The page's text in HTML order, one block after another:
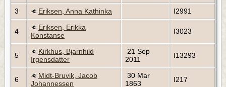
3 Eriksen, Anna Kathinka I2991
4
Eriksen, Erikka
Konstanse
I3023
5
Kirkhus, Bjarnhild
Irgensdatter
21 Sep
2011
I13293
6
Midt-Bruvik, Jacob
Johannessen
30 Mar
1863
I217